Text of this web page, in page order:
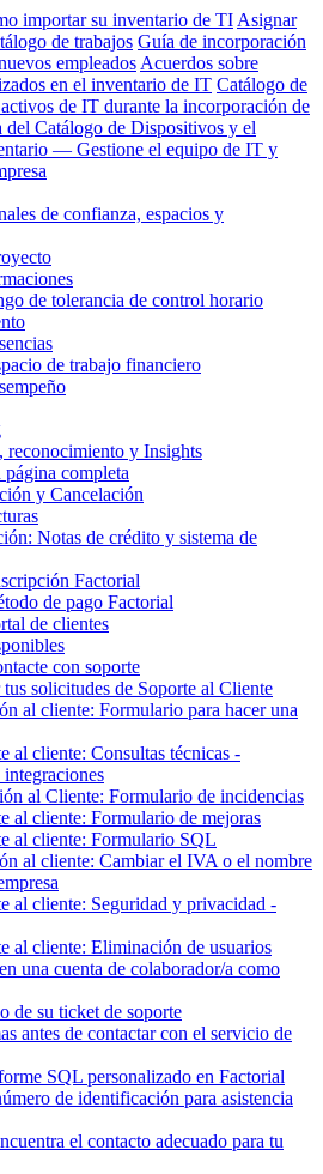
importar su inventario de TI Asignar
de trabajos Guía de incorporación
empleados Acuerdos sobre
en el inventario de IT Catálogo de
de IT durante la incorporación de
del Catálogo de Dispositivos y el
— Gestione el equipo de IT y
de confianza, espacios y
de tolerancia de control horario
de trabajo financiero
y Insights
completa
y Cancelación
Notas de crédito y sistema de
Factorial
de pago Factorial
de clientes
con soporte
solicitudes de Soporte al Cliente
al cliente: Formulario para hacer una
al cliente: Consultas técnicas -
al Cliente: Formulario de incidencias
al cliente: Formulario de mejoras
al cliente: Formulario SQL
al cliente: Cambiar el IVA o el nombre
al cliente: Seguridad y privacidad -
al cliente: Eliminación de usuarios
una cuenta de colaborador/a como
de su ticket de soporte
antes de contactar con el servicio de
SQL personalizado en Factorial
de identificación para asistencia
el contacto adecuado para tu